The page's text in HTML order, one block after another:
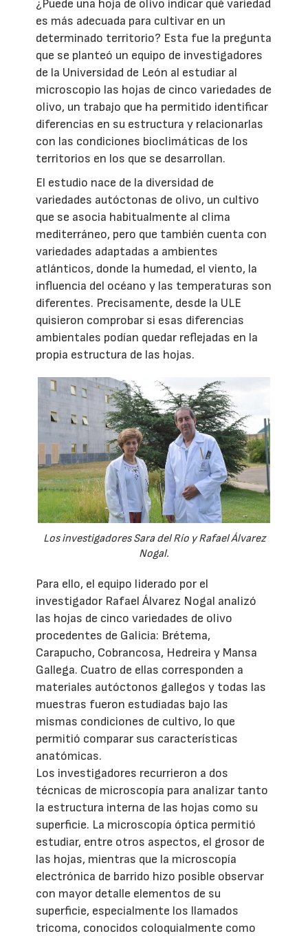
¿Puede una hoja de olivo indicar qué variedad
es más adecuada para cultivar en un
determinado territorio? Esta fue la pregunta
que se planteó un equipo de investigadores
de la Universidad de León al estudiar al
microscopio las hojas de cinco variedades de
olivo, un trabajo que ha permitido identificar
diferencias en su estructura y relacionarlas
con las condiciones bioclimáticas de los
territorios en los que se desarrollan.
El estudio nace de la diversidad de
variedades autóctonas de olivo, un cultivo
que se asocia habitualmente al clima
mediterráneo, pero que también cuenta con
variedades adaptadas a ambientes
atlánticos, donde la humedad, el viento, la
influencia del océano y las temperaturas son
diferentes. Precisamente, desde la ULE
quisieron comprobar si esas diferencias
ambientales podían quedar reflejadas en la
propia estructura de las hojas.
Los investigadores Sara del Río y Rafael Álvarez
Nogal.
Para ello, el equipo liderado por el
investigador Rafael Álvarez Nogal analizó
las hojas de cinco variedades de olivo
procedentes de Galicia: Brétema,
Carapucho, Cobrancosa, Hedreira y Mansa
Gallega. Cuatro de ellas corresponden a
materiales autóctonos gallegos y todas las
muestras fueron estudiadas bajo las
mismas condiciones de cultivo, lo que
permitió comparar sus características
anatómicas.
Los investigadores recurrieron a dos
técnicas de microscopía para analizar tanto
la estructura interna de las hojas como su
superficie. La microscopía óptica permitió
estudiar, entre otros aspectos, el grosor de
las hojas, mientras que la microscopía
electrónica de barrido hizo posible observar
con mayor detalle elementos de su
superficie, especialmente los llamados
tricoma, conocidos coloquialmente como